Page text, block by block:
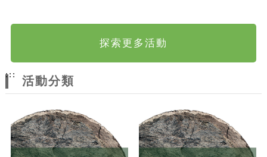
探索更多活動
:::
活動分類